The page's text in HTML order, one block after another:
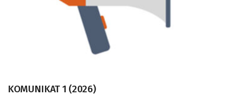
KOMUNIKAT 1 (2026)